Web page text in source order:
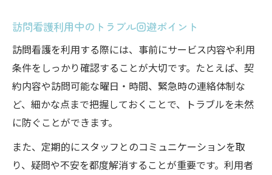
訪問看護利用中のトラブル回避ポイント
訪問看護を利用する際には、事前にサービス内容や利用
条件をしっかり確認することが大切です。たとえば、契
約内容や訪問可能な曜日・時間、緊急時の連絡体制な
ど、細かな点まで把握しておくことで、トラブルを未然
に防ぐことができます。
また、定期的にスタッフとのコミュニケーションを取
り、疑問や不安を都度解消することが重要です。利用者